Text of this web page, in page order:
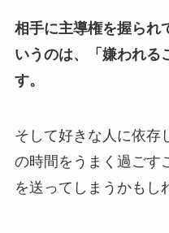
相手に主導権を握られ
いうのは、「嫌われる
す。
そして好きな人に依存
の時間をうまく過ごす
を送ってしまうかもし